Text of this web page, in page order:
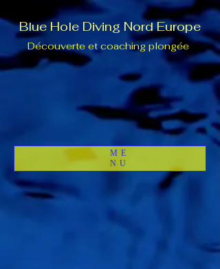
Blue Hole Diving Nord Europe
Découverte et coaching plongée
ME
NU